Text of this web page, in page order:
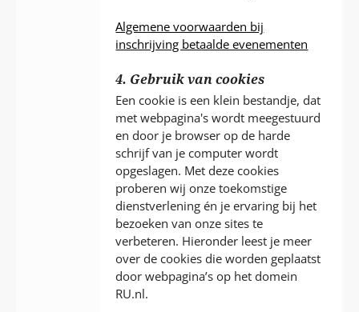
Algemene voorwaarden bij
inschrijving betaalde evenementen
4. Gebruik van cookies
Een cookie is een klein bestandje, dat
met webpagina's wordt meegestuurd
en door je browser op de harde
schrijf van je computer wordt
opgeslagen. Met deze cookies
proberen wij onze toekomstige
dienstverlening én je ervaring bij het
bezoeken van onze sites te
verbeteren. Hieronder leest je meer
over de cookies die worden geplaatst
door webpagina’s op het domein
RU.nl.